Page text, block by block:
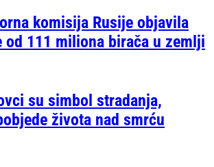
komisija Rusije objavila
od 111 miliona birača u zemlji
su simbol stradanja,
života nad smrću